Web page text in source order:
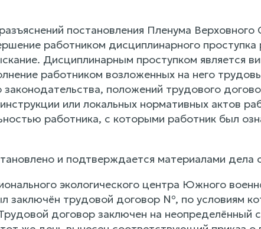
постановления Пленума Верховного
работником дисциплинарного проступка
Дисциплинарным проступком является
работником возложенных на него
положений трудового
или локальных нормативных актов
работника, с которыми работник был
и подтверждается материалами
экологического центра Южного
заключён трудовой договор №, по условиям
договор заключен на неопределённый